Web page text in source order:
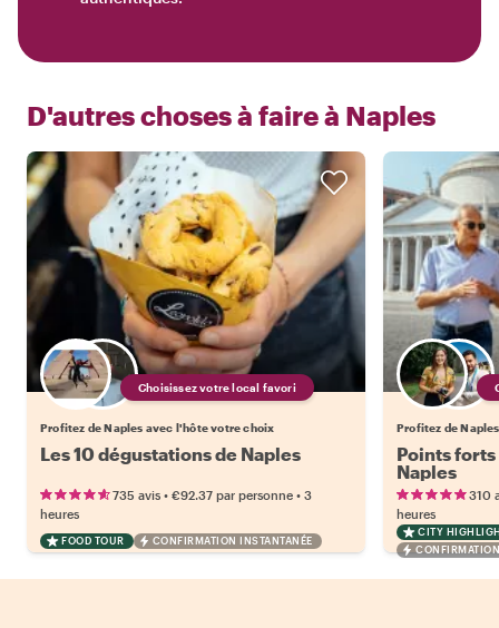
D'autres choses à faire à Naples
Choisissez votre local favori
Profitez de Naples avec l'hôte votre choix
Les 10 dégustations de Naples
735 avis • €92.37 par personne • 3
heures
FOOD TOUR CONFIRMATION INSTANTANÉE
Profitez de
Points
Naples
310
heures
CITY